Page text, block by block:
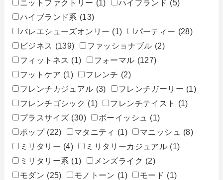
ニットファクトリー (1) ハイブランド (5)
ハイブランド系 (13)
バレエシューズオンリー (1) パーティー (28)
ビジネス (139) ファッショナブル (2)
フィットネス (1) フォーマル (127)
フットケア (1) フレンチ (2)
フレンチカジュアル (3) フレンチガーリー (1)
フレンチゴシック (1) フレンチテイスト
(1)
プラスサイズ (30) ボーイッシュ
(1)
ポップ (22) マタニティ (1) マニッシュ
(8)
ミリタリー (4) ミリタリーカジュアル (1)
ミリタリー系 (1) メンズライク (2)
モダン (25) モノトーン (1) モード (1)